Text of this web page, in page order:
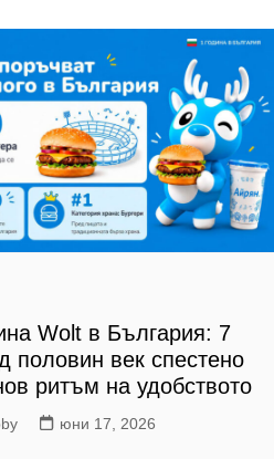
Wolt в България: 7
половин век спестено
ритъм на удобството
юни 17, 2026